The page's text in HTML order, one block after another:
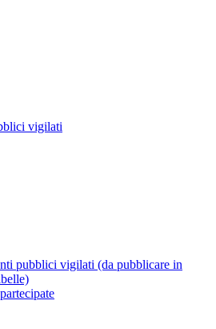
vigilati
pubblici vigilati (da pubblicare in